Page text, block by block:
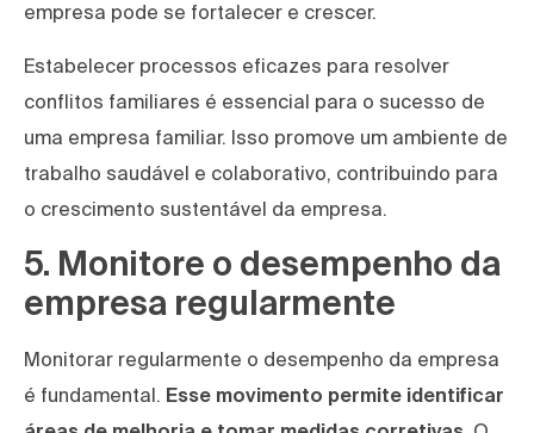
empresa pode se fortalecer e crescer.
Estabelecer processos eficazes para resolver
conflitos familiares é essencial para o sucesso de
uma empresa familiar. Isso promove um ambiente de
trabalho saudável e colaborativo, contribuindo para
o crescimento sustentável da empresa.
5. Monitore o desempenho da
empresa regularmente
Monitorar regularmente o desempenho da empresa
é fundamental. Esse movimento permite identificar